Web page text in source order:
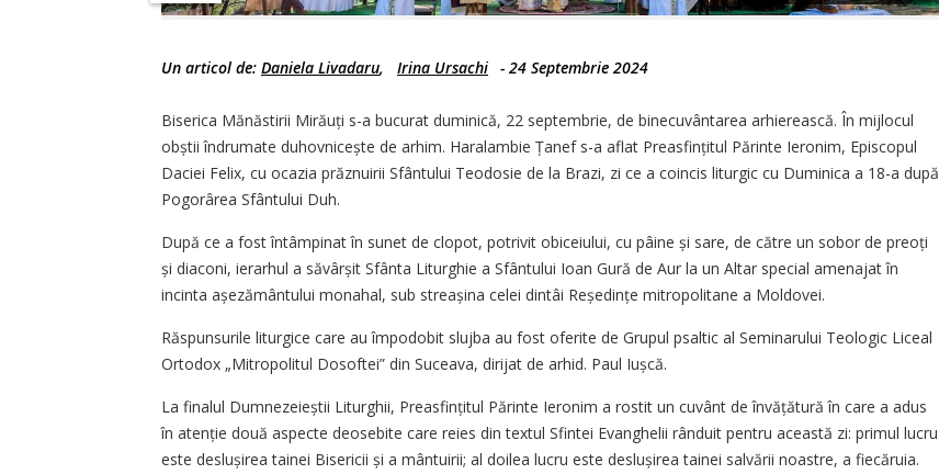
Un articol de: Daniela Livadaru, Irina Ursachi - 24 Septembrie 2024
Biserica Mănăstirii Mirăuți s-a bucurat duminică, 22 septembrie, de binecuvântarea arhierească. În mijlocul
obștii îndrumate duhov­nicește de arhim. Haralambie Țanef s-a aflat Preasfințitul Părinte Ieronim, Episcopul
Daciei Felix, cu ocazia prăznuirii Sfântului Teodosie de la Brazi, zi ce a coincis liturgic cu Duminica a 18-a după
Pogorârea Sfântului Duh.
După ce a fost întâmpinat în sunet de clopot, potrivit obiceiului, cu pâine și sare, de către un sobor de preoți
și diaconi, ierarhul a săvârșit Sfânta Liturghie a Sfântului Ioan Gură de Aur la un Altar special amenajat în
incinta așeză­mântului monahal, sub streașina celei dintâi Reședințe mitropolitane a Moldovei.
Răspunsurile liturgice care au împodobit slujba au fost oferite de Grupul psaltic al Seminarului Teologic Liceal
Ortodox „Mitropolitul Dosoftei” din Suceava, dirijat de arhid. Paul Iușcă.
La finalul Dumnezeieștii Liturghii, Preasfin­țitul Părinte Ieronim a rostit un cuvânt de învățătură în care a adus
în atenție două aspecte deosebite care reies din textul Sfintei Evanghelii rânduit pentru această zi: primul lucru
este deslușirea tainei Bisericii și a mântuirii; al doilea lucru este deslușirea tainei salvării noastre, a fiecăruia.